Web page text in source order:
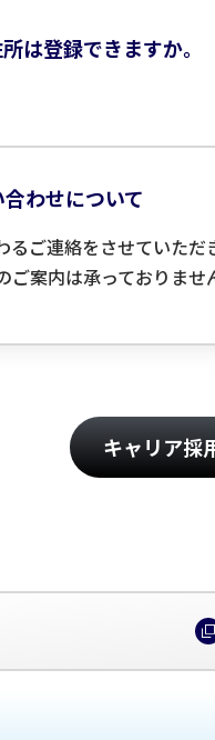
は登録できますか。
わせについて
るご連絡をさせていた
案内は承っておりませ
キャリア採